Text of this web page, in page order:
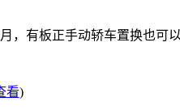
，有板正手动轿车置换也可以
看)